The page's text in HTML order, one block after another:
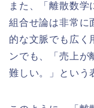
また、「離散数学
組合せ論は非常に
的な文脈でも広く
ンでも、「売上が
難しい。」という